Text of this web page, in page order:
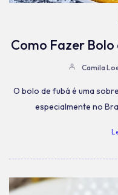
Como Fazer
Camila
O bolo de fubá é uma
especialmente no